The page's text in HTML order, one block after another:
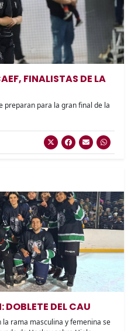
FINALISTAS DE LA
preparan para la gran final de la
DOBLETE DEL CAU
la rama masculina y femenina se